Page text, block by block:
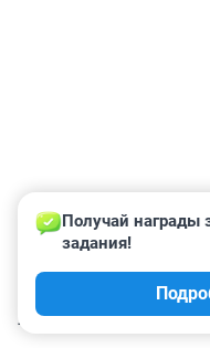
КОММЕНТАРИИ
Получай награды
задания!